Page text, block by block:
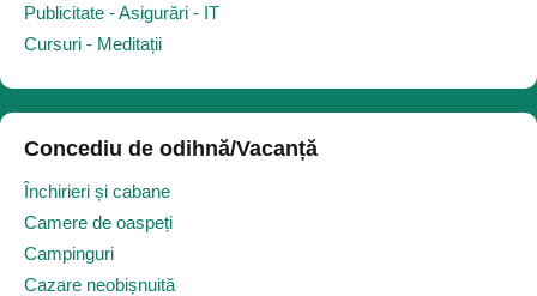
Publicitate - Asigurări - IT
Cursuri - Meditații
Concediu de odihnă/Vacanță
Închirieri și cabane
Camere de oaspeți
Campinguri
Cazare neobișnuită